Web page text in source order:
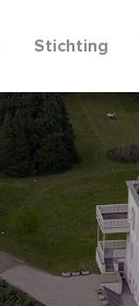
Stichting